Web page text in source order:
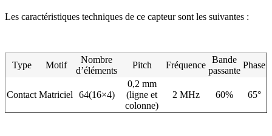
Les caractéristiques techniques de ce capteur sont les suivantes :
Type Motif
Nombre
d’éléments
Pitch Fréquence
Bande
passante
Phase
Contact Matriciel 64(16×4)
0,2 mm
(ligne et
colonne)
2 MHz 60% 65°